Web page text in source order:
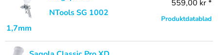
NTools SG 1002
1,7mm
559,00 kr *
Produktdatablad